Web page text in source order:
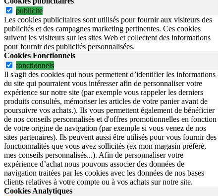
publicite
Les cookies publicitaires sont utilisés pour fournir aux visiteurs des
publicités et des campagnes marketing pertinentes. Ces cookies
suivent les visiteurs sur les sites Web et collectent des informations
pour fournir des publicités personnalisées.
Cookies Fonctionnels
fonctionnels
Il s'agit des cookies qui nous permettent d’identifier les informations
du site qui pourraient vous intéresser afin de personnaliser votre
expérience sur notre site (par exemple vous rappeler les derniers
produits consultés, mémoriser les articles de votre panier avant de
poursuivre vos achats.). Ils vous permettent également de bénéficier
de nos conseils personnalisés et d'offres promotionnelles en fonction
de votre origine de navigation (par exemple si vous venez de nos
sites partenaires). Ils peuvent aussi être utilisés pour vous fournir des
fonctionnalités que vous avez sollicités (ex mon magasin préféré,
mes conseils personnalisés...). Afin de personnaliser votre
expérience d’achat nous pouvons associer des données de
navigation traitées par les cookies avec les données de nos bases
clients relatives à votre compte ou à vos achats sur notre site.
Cookies Analytiques